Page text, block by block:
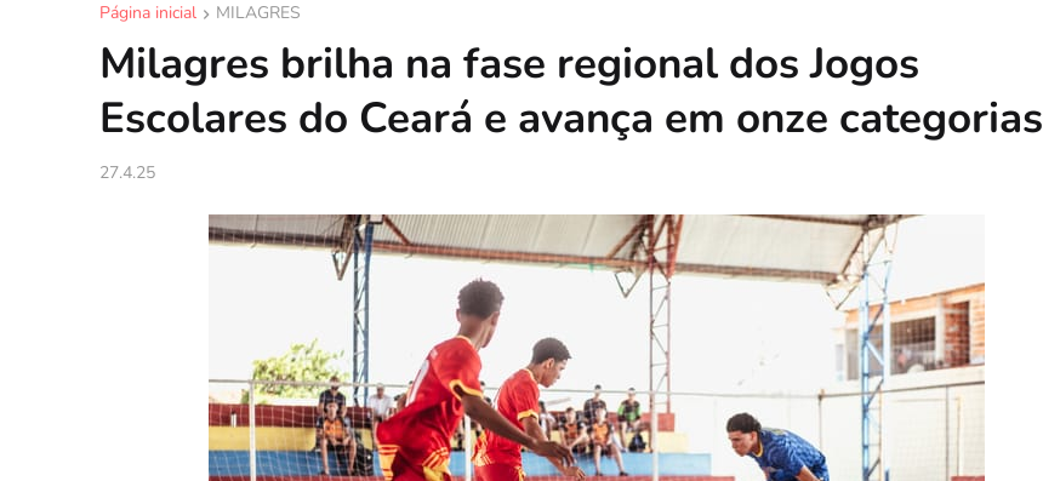
Página inicial MILAGRES
Milagres brilha na fase regional dos Jogos
Escolares do Ceará e avança em onze categorias
27.4.25